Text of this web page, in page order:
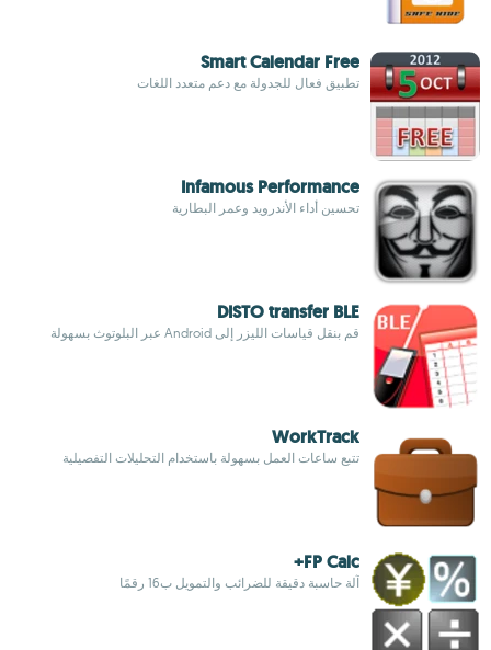
Smart Calendar Free
تطبيق فعال للجدولة مع دعم متعدد اللغات
Infamous Performance
تحسين أداء الأندرويد وعمر البطارية
DISTO transfer BLE
قم بنقل قياسات الليزر إلى Android عبر البلوتوث بسهولة
WorkTrack
تتبع ساعات العمل بسهولة باستخدام التحليلات التفصيلية
FP Calc+
آلة حاسبة دقيقة للضرائب والتمويل ب16 رقمًا